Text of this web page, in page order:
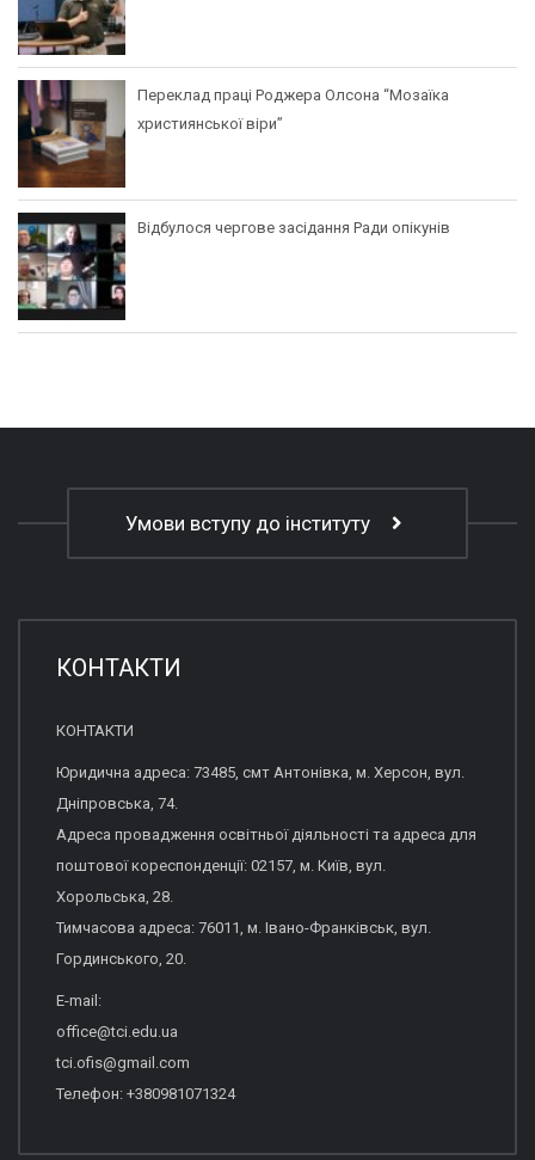
Переклад праці Роджера Олсона “Мозаїка
християнської віри”
Відбулося чергове засідання Ради опікунів
Умови вступу до інституту
КОНТАКТИ
КОНТАКТИ
Юридична адреса: 73485, смт Антонівка, м. Херсон, вул.
Дніпровська, 74.
Адреса провадження освітньої діяльності та адреса для
поштової кореспонденції: 02157, м. Київ, вул.
Хорольська, 28.
Тимчасова адреса: 76011, м. Івано-Франківськ, вул.
Гординського, 20.
E-mail:
office@tci.edu.ua
tci.ofis@gmail.com
Телефон: +380981071324